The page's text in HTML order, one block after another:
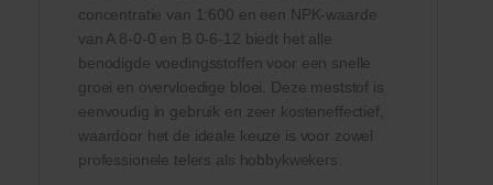
concentratie van 1:600 en een NPK-waarde
van A 8-0-0 en B 0-6-12 biedt het alle
benodigde voedingsstoffen voor een snelle
groei en overvloedige bloei. Deze meststof is
eenvoudig in gebruik en zeer kosteneffectief,
waardoor het de ideale keuze is voor zowel
professionele telers als hobbykwekers.